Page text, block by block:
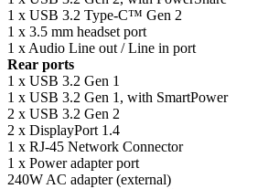
1 x USB 3.2 Type-C™ Gen 2
1 x 3.5 mm headset port
1 x Audio Line out / Line in port
Rear ports
1 x USB 3.2 Gen 1
1 x USB 3.2 Gen 1, with SmartPower
2 x USB 3.2 Gen 2
2 x DisplayPort 1.4
1 x RJ-45 Network Connector
1 x Power adapter port
240W AC adapter (external)